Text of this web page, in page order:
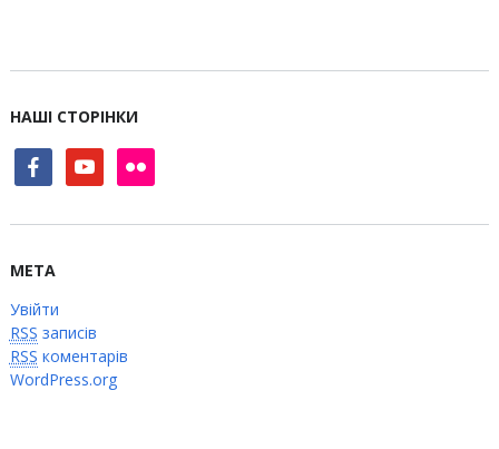
НАШІ СТОРІНКИ
facebookyoutube flickr
МЕТА
Увійти
RSS записів
RSS коментарів
WordPress.org